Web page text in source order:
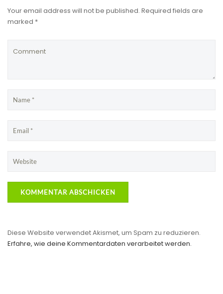
Your email address will not be published. Required fields are
marked *
Diese Website verwendet Akismet, um Spam zu reduzieren.
Erfahre, wie deine Kommentardaten verarbeitet werden.